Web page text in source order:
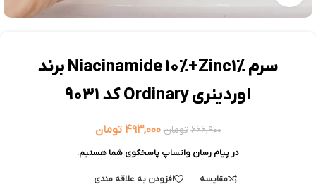
سرم Niacinamide 10%+Zinc1% برند
اوردینری Ordinary کد 9031
۶۶۶,۹۰۰ تومان ۴۹۳,۰۰۰ تومان
در پیام رسان واتساپ پاسخگوی شما هستیم.
مقایسه افزودن به علاقه مندی